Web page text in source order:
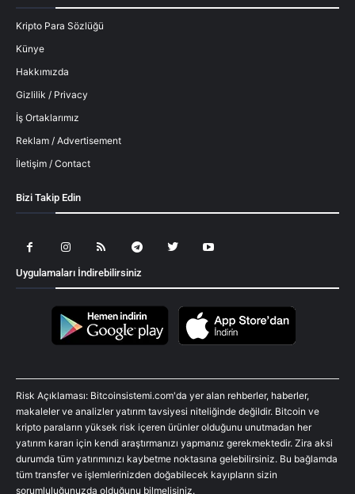
Kripto Para Sözlüğü
Künye
Hakkımızda
Gizlilik / Privacy
İş Ortaklarımız
Reklam / Advertisement
İletişim / Contact
Bizi Takip Edin
Uygulamaları İndirebilirsiniz
Risk Açıklaması: Bitcoinsistemi.com'da yer alan rehberler, haberler,
makaleler ve analizler yatırım tavsiyesi niteliğinde değildir. Bitcoin ve
kripto paraların yüksek risk içeren ürünler olduğunu unutmadan her
yatırım kararı için kendi araştırmanızı yapmanız gerekmektedir. Zira aksi
durumda tüm yatırımınızı kaybetme noktasına gelebilirsiniz. Bu bağlamda
tüm transfer ve işlemlerinizden doğabilecek kayıpların sizin
sorumluluğunuzda olduğunu bilmelisiniz.